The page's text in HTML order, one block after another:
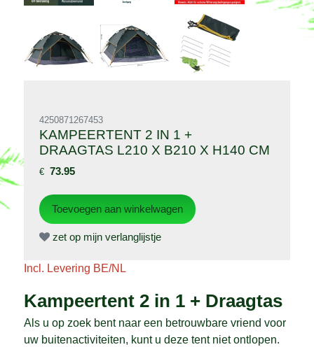
4250871267453
KAMPEERTENT 2 IN 1 +
DRAAGTAS L210 X B210 X H140 CM
€ 73.95
zet op mijn verlanglijstje
Incl. Levering BE/NL
Kampeertent 2 in 1 + Draagtas
Als u op zoek bent naar een betrouwbare vriend voor
uw buitenactiviteiten, kunt u deze tent niet ontlopen.